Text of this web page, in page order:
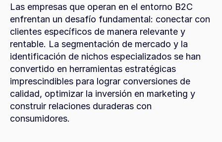
Las empresas que operan en el entorno B2C
enfrentan un desafío fundamental: conectar con
clientes específicos de manera relevante y
rentable. La segmentación de mercado y la
identificación de nichos especializados se han
convertido en herramientas estratégicas
imprescindibles para lograr conversiones de
calidad, optimizar la inversión en marketing y
construir relaciones duraderas con
consumidores.